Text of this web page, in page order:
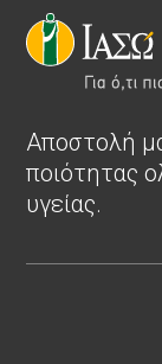
Αποστολή
ποιότητας
υγείας.